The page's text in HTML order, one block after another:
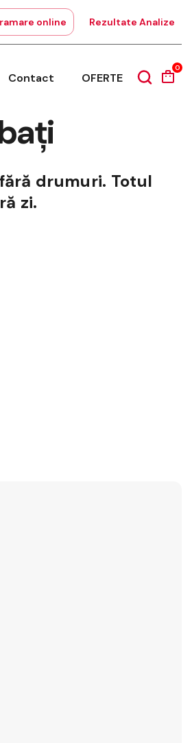
online Rezultate Analize
Contact OFERTE
0
drumuri. Totul
zi.